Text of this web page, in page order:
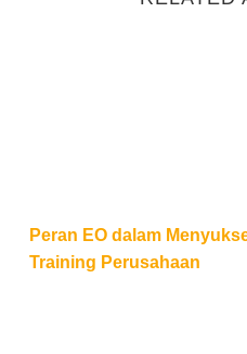
Peran EO dalam
Training Perusahaan